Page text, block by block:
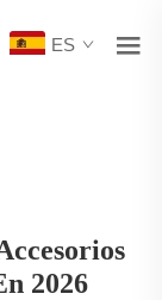
ES
2026